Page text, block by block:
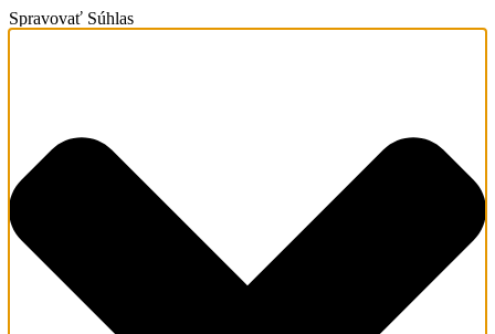
Spravovať Súhlas